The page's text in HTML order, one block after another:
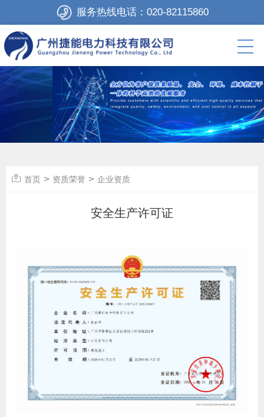
服务热线电话： 020-82115860
首页 > 资质荣誉 > 企业资质
安全生产许可证